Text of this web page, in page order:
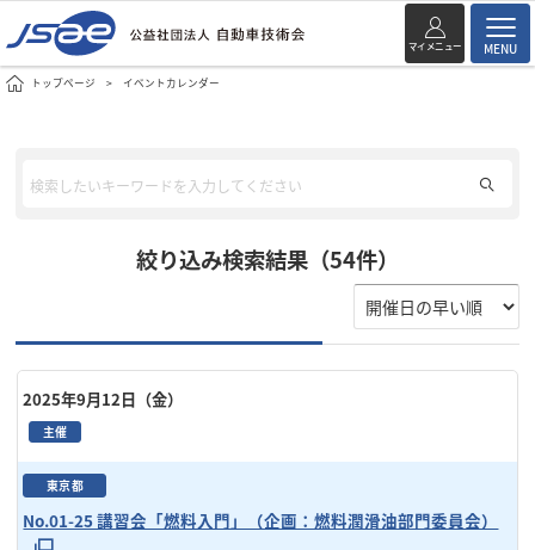
マイメニュー MENU
トップページ イベントカレンダー
絞り込み検索結果（54件）
2025年9月12日（金）
主催
東京都
No.01-25 講習会「燃料入門」（企画：燃料潤滑油部門委員会）